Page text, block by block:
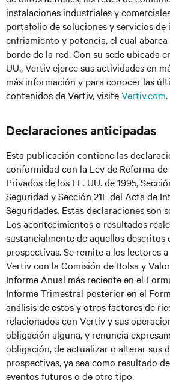
instalaciones industriales y
portafolio de soluciones y servicios
enfriamiento y potencia, el cual abarca
borde de la red. Con su sede ubicada
UU., Vertiv ejerce sus actividades en
más información y para conocer las
contenidos de Vertiv, visiteVertiv.com.
Declaraciones anticipadas
Esta publicación contiene las
conformidad con la Ley de Reforma
Privados de los EE. UU. de 1995,
Seguridad y Sección 21E del Acta de
Seguridades. Estas declaraciones son
Los acontecimientos o resultados
sustancialmente de aquellos descritos
prospectivas. Se remite a los lectores
Vertiv con la Comisión de Bolsa y
Informe Anual más reciente en el
Informe Trimestral posterior en el
análisis de estos y otros factores de
relacionados con Vertiv y sus
obligación alguna, y renuncia
obligación, de actualizar o alterar sus
prospectivas, ya sea como resultado
eventos futuros o de otro tipo.